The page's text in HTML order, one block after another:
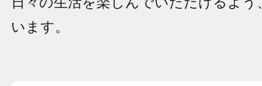
います。